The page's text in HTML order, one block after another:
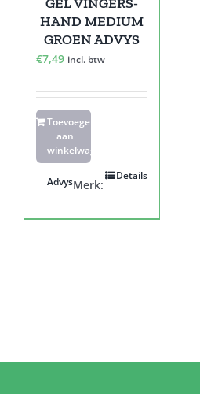
HAND MEDIUM
GROEN ADVYS
€7,49 incl. btw
Toevoegen
aan
winkelwagen
Details
Merk:
Advys